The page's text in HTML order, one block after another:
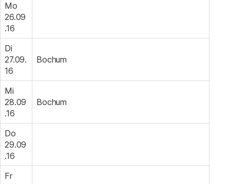
Mo
26.09
.16
Di
27.09.
16
Bochum
Mi
28.09
.16
Bochum
Do
29.09
.16
Fr